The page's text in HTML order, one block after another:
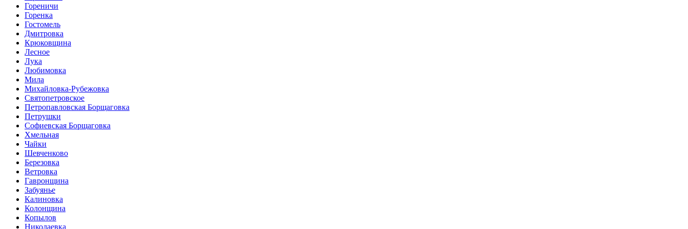
Гореничи
Горенка
Гостомель
Дмитровка
Крюковщина
Лесное
Лука
Любимовка
Мила
Михайловка-Рубежовка
Святопетровское
Петропавловская Борщаговка
Петрушки
Софиевская Борщаговка
Хмельная
Чайки
Шевченково
Березовка
Ветровка
Гавронщина
Забуянье
Калиновка
Колонщина
Копылов
Николаевка